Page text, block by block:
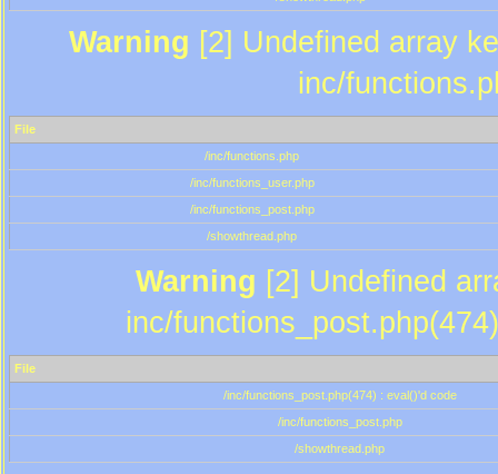
Warning [2] Undefined array
inc/
File
/inc/functions.php
/inc/functions_user.php
/inc/functions_post.php
/showthread.php
Warning [2] Undefined
inc/
File
/inc/functions_post.php(474) : eval()'d code
/inc/functions_post.php
/showthread.php